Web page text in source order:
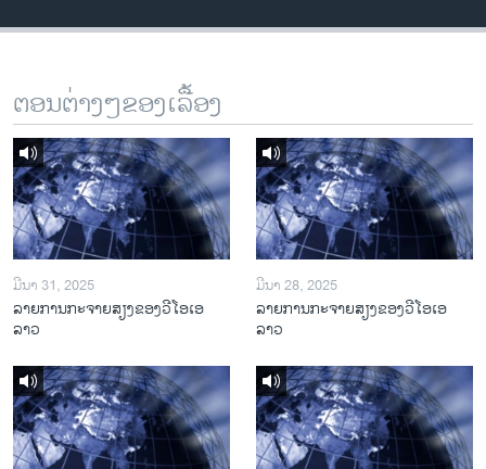
ຕອນຕ່າງໆຂອງເລື້ອງ
ມີນາ 31, 2025
ລາຍການກະຈາຍສຽງຂອງວີໂອເອ
ລາວ
ມີນາ 28, 2025
ລາຍການກະຈາຍສຽງຂອງວີໂອເອ
ລາວ